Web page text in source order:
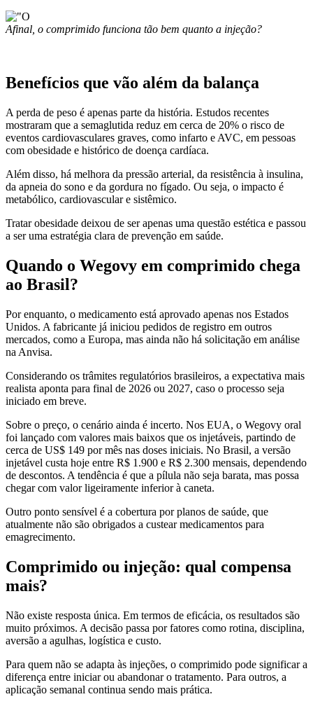
Afinal, o comprimido funciona tão bem quanto a injeção?
Benefícios que vão além da balança
A perda de peso é apenas parte da história. Estudos recentes
mostraram que a semaglutida reduz em cerca de 20% o risco de
eventos cardiovasculares graves, como infarto e AVC, em pessoas
com obesidade e histórico de doença cardíaca.
Além disso, há melhora da pressão arterial, da resistência à insulina,
da apneia do sono e da gordura no fígado. Ou seja, o impacto é
metabólico, cardiovascular e sistêmico.
Tratar obesidade deixou de ser apenas uma questão estética e passou
a ser uma estratégia clara de prevenção em saúde.
Quando o Wegovy em comprimido chega
ao Brasil?
Por enquanto, o medicamento está aprovado apenas nos Estados
Unidos. A fabricante já iniciou pedidos de registro em outros
mercados, como a Europa, mas ainda não há solicitação em análise
na Anvisa.
Considerando os trâmites regulatórios brasileiros, a expectativa mais
realista aponta para final de 2026 ou 2027, caso o processo seja
iniciado em breve.
Sobre o preço, o cenário ainda é incerto. Nos EUA, o Wegovy oral
foi lançado com valores mais baixos que os injetáveis, partindo de
cerca de US$ 149 por mês nas doses iniciais. No Brasil, a versão
injetável custa hoje entre R$ 1.900 e R$ 2.300 mensais, dependendo
de descontos. A tendência é que a pílula não seja barata, mas possa
chegar com valor ligeiramente inferior à caneta.
Outro ponto sensível é a cobertura por planos de saúde, que
atualmente não são obrigados a custear medicamentos para
emagrecimento.
Comprimido ou injeção: qual compensa
mais?
Não existe resposta única. Em termos de eficácia, os resultados são
muito próximos. A decisão passa por fatores como rotina, disciplina,
aversão a agulhas, logística e custo.
Para quem não se adapta às injeções, o comprimido pode significar a
diferença entre iniciar ou abandonar o tratamento. Para outros, a
aplicação semanal continua sendo mais prática.